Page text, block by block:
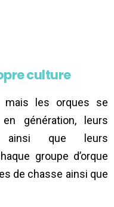
culture
mais les orques se
génération, leurs
que leurs
groupe d’orque
de chasse ainsi que